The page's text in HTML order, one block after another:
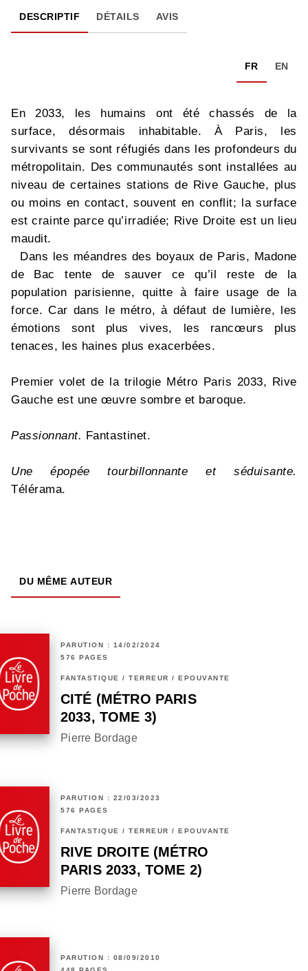
DESCRIPTIF DÉTAILS AVIS
FR EN
En 2033, les humains ont été chassés de la
surface, désormais inhabitable. À Paris, les
survivants se sont réfugiés dans les profondeurs du
métropolitain. Des communautés sont installées au
niveau de certaines stations de Rive Gauche, plus
ou moins en contact, souvent en conflit; la surface
est crainte parce qu’irradiée; Rive Droite est un lieu
maudit.
Dans les méandres des boyaux de Paris, Madone
de Bac tente de sauver ce qu’il reste de la
population parisienne, quitte à faire usage de la
force. Car dans le métro, à défaut de lumière, les
émotions sont plus vives, les rancœurs plus
tenaces, les haines plus exacerbées.
Premier volet de la trilogie Métro Paris 2033, Rive
Gauche est une œuvre sombre et baroque.
Passionnant. Fantastinet.
Une épopée tourbillonnante et séduisante.
Télérama.
DU MÊME AUTEUR
PARUTION : 14/02/2024
576 PAGES
FANTASTIQUE / TERREUR / EPOUVANTE
CITÉ (MÉTRO PARIS
2033, TOME 3)
Pierre Bordage
PARUTION : 22/03/2023
576 PAGES
FANTASTIQUE / TERREUR / EPOUVANTE
RIVE DROITE (MÉTRO
PARIS 2033, TOME 2)
Pierre Bordage
PARUTION : 08/09/2010